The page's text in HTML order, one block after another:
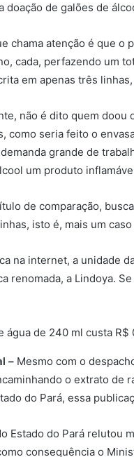
doação de galões de
chama atenção é que o
cada, perfazendo um
em apenas três
não é dito quem doou
como seria feito o
grande de
um produto
de comparação,
isto é, mais um
na internet, a unidade
renomada, a Lindoya.
água de 240 ml custa R$
– Mesmo com o
o extrato de
do Pará, essa
Estado do Pará relutou
consequência o